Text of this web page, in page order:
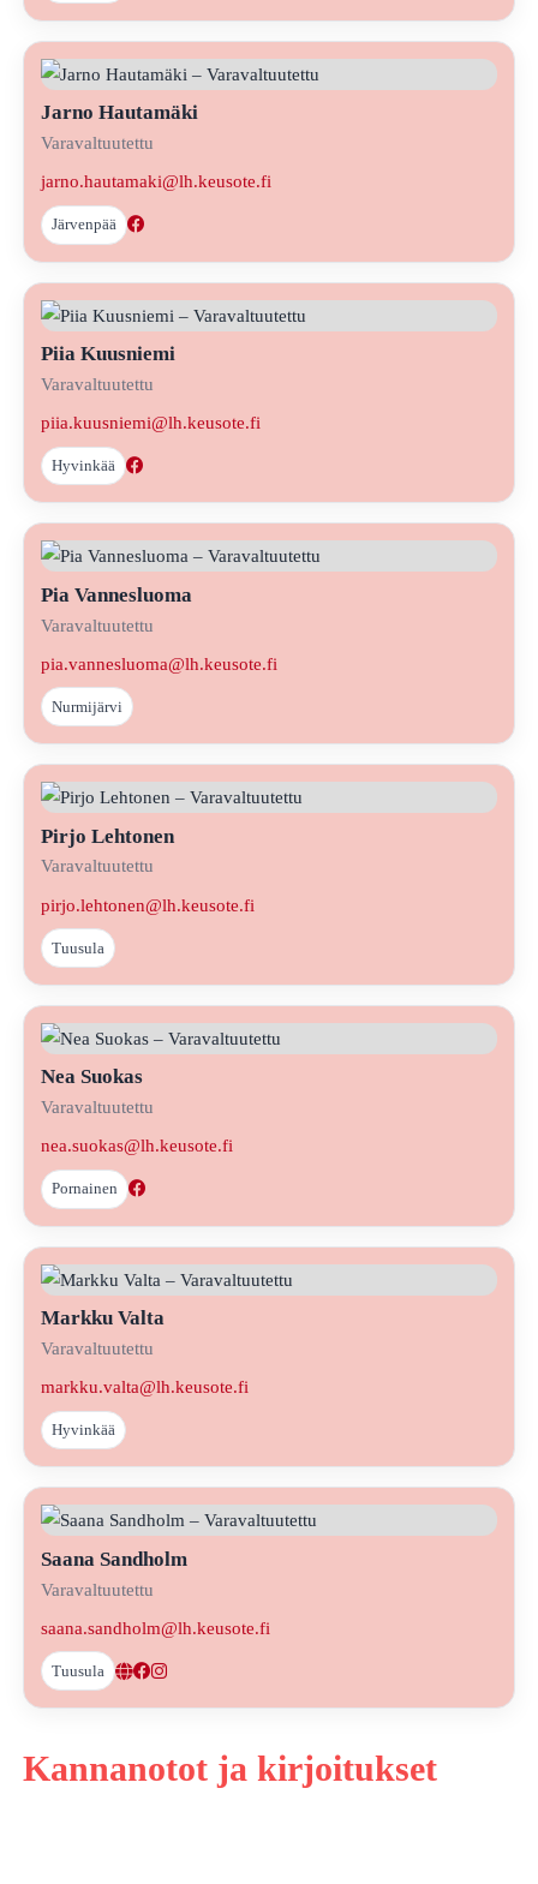
Jarno Hautamäki
Varavaltuutettu
jarno.hautamaki@lh.keusote.fi
Järvenpää
Piia Kuusniemi
Varavaltuutettu
piia.kuusniemi@lh.keusote.fi
Hyvinkää
Pia Vannesluoma
Varavaltuutettu
pia.vannesluoma@lh.keusote.fi
Nurmijärvi
Pirjo Lehtonen
Varavaltuutettu
pirjo.lehtonen@lh.keusote.fi
Tuusula
Nea Suokas
Varavaltuutettu
nea.suokas@lh.keusote.fi
Pornainen
Markku Valta
Varavaltuutettu
markku.valta@lh.keusote.fi
Hyvinkää
Saana Sandholm
Varavaltuutettu
saana.sandholm@lh.keusote.fi
Tuusula
Kannanotot ja kirjoitukset